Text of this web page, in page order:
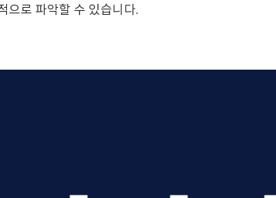
으로 파악할 수 있습니다.